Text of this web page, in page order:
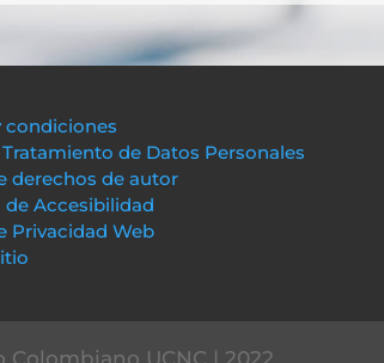
condiciones
Tratamiento de Datos Personales
derechos de autor
de Accesibilidad
Privacidad Web
UCNC | 2022